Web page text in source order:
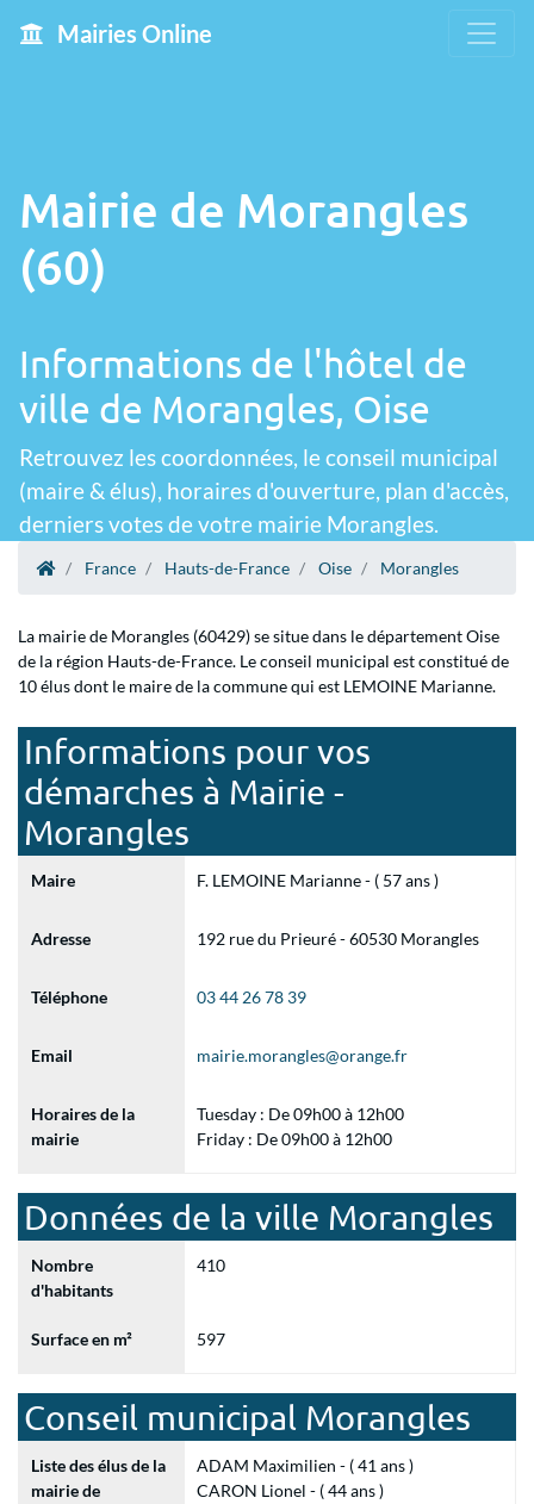
Mairies Online
Mairie de Morangles
(60)
Informations de l'hôtel de
ville de Morangles, Oise
Retrouvez les coordonnées, le conseil municipal
(maire & élus), horaires d'ouverture, plan d'accès,
derniers votes de votre mairie Morangles.
France Hauts-de-France Oise Morangles
La mairie de Morangles (60429) se situe dans le département Oise
de la région Hauts-de-France. Le conseil municipal est constitué de
10 élus dont le maire de la commune qui est LEMOINE Marianne.
Informations pour vos
démarches à Mairie -
Morangles
Maire F. LEMOINE Marianne - ( 57 ans )
Adresse 192 rue du Prieuré - 60530 Morangles
Téléphone 03 44 26 78 39
Email mairie.morangles@orange.fr
Horaires de la
mairie
Tuesday : De 09h00 à 12h00
Friday : De 09h00 à 12h00
Données de la ville Morangles
Nombre
d'habitants
410
Surface en m² 597
Conseil municipal Morangles
Liste des élus de la
mairie de
ADAM Maximilien - ( 41 ans )
CARON Lionel - ( 44 ans )